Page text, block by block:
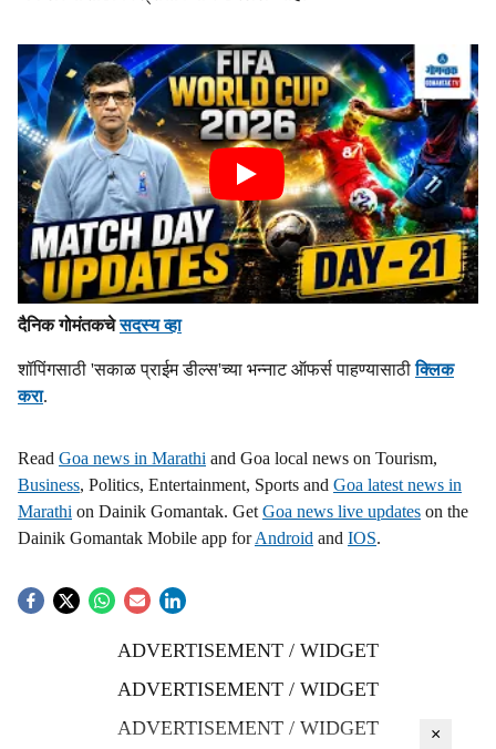
दैनिक गोमंतकचेसदस्य व्हा
शॉपिंगसाठी 'सकाळ प्राईम डील्स'च्या भन्नाट ऑफर्स पाहण्यासाठीक्लिक
करा.
Read Goa news in Marathi and Goa local news on Tourism,
Business, Politics, Entertainment, Sports and Goa latest news in
Marathi on Dainik Gomantak. Get Goa news live updates on the
Dainik Gomantak Mobile app forAndroid and IOS.
ADVERTISEMENT / WIDGET
ADVERTISEMENT / WIDGET
ADVERTISEMENT / WIDGET
×